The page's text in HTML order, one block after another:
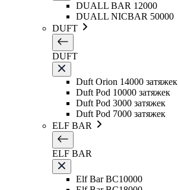
DUALL BAR 12000
DUALL NICBAR 50000
DUFT
DUFT
Duft Orion 14000 затяжек
Duft Pod 10000 затяжек
Duft Pod 3000 затяжек
Duft Pod 7000 затяжек
ELF BAR
ELF BAR
Elf Bar BC10000